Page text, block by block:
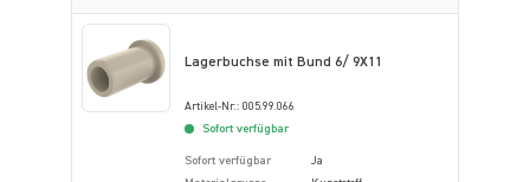
Lagerbuchse mit Bund 6/ 9X11
Artikel-Nr.: 005.99.066
Sofort verfügbar
Sofort verfügbar
Ja